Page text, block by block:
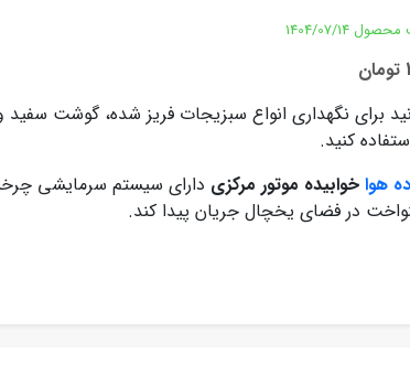
محصول 1404/07/14
برای نگهداری انواع سبزیجات فریز شده، گوشت سفید
کنید.
هوا خوابیده موتور مرکزی دارای سیستم سرمایشی
در فضای یخچال جریان پیدا کند.